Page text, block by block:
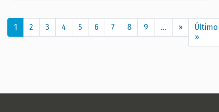
Paginación
1 2 3 4 5 6 7 8 9 … ›› Siguiente
página
Último
»